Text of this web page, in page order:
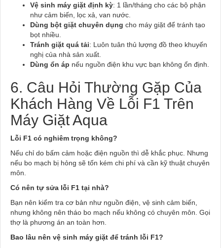
Vệ sinh máy giặt định kỳ: 1 lần/tháng cho các bộ phận
như cảm biến, lọc xả, van nước.
Dùng bột giặt chuyên dụng cho máy giặt để tránh tạo
bọt nhiều.
Tránh giặt quá tải: Luôn tuân thủ lượng đồ theo khuyến
nghị của nhà sản xuất.
Dùng ổn áp nếu nguồn điện khu vực bạn không ổn định.
6. Câu Hỏi Thường Gặp Của
Khách Hàng Về Lỗi F1 Trên
Máy Giặt Aqua
Lỗi F1 có nghiêm trọng không?
Nếu chỉ do bấm cảm hoặc điện nguồn thì dễ khắc phục. Nhưng
nếu bo mạch bị hỏng sẽ tốn kém chi phí và cần kỹ thuật chuyên
môn.
Có nên tự sửa lỗi F1 tại nhà?
Bạn nên kiểm tra cơ bản như nguồn điện, vệ sinh cảm biến,
nhưng không nên tháo bo mạch nếu không có chuyên môn. Gọi
thợ là phương án an toàn hơn.
Bao lâu nên vệ sinh máy giặt để tránh lỗi F1?